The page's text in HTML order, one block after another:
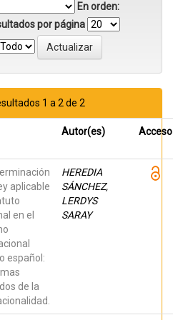
En orden:
por página
1 a 2 de 2
Autor(es) Acceso
aplicable
en el
español:
de la
HEREDIA
SÁNCHEZ,
LERDYS
SARAY